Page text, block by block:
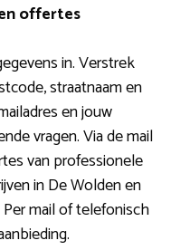
offertes
in. Verstrek
straatnaam en
en jouw
vragen. Via de mail
van professionele
in De Wolden en
mail of telefonisch